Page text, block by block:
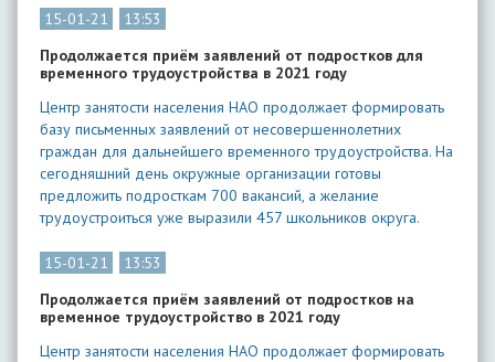
15-01-21
13:53
Продолжается приём заявлений от подростков для
временного трудоустройства в 2021 году
Центр занятости населения НАО продолжает формировать
базу письменных заявлений от несовершеннолетних
граждан для дальнейшего временного трудоустройства. На
сегодняшний день окружные организации готовы
предложить подросткам 700 вакансий, а желание
трудоустроиться уже выразили 457 школьников округа.
15-01-21
13:53
Продолжается приём заявлений от подростков на
временное трудоустройство в 2021 году
Центр занятости населения НАО продолжает формировать